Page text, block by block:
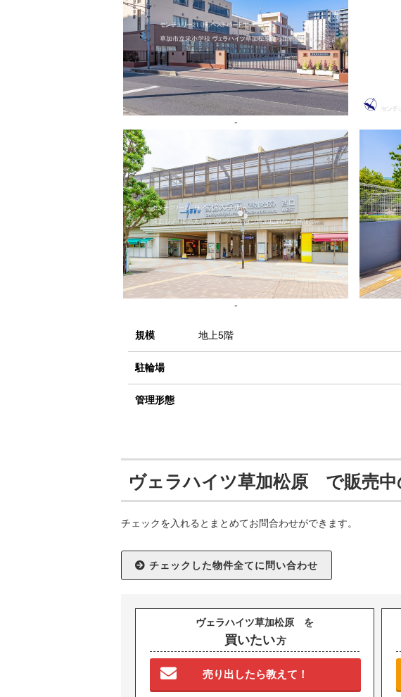
-
-
規模 地上5階
駐輪場
管理形態
ヴェラハイツ草加松原 で販売中
チェックを入れるとまとめてお問合わせができます。
ヴェラハイツ草加松原 を
買いたい方
売り出したら教えて！